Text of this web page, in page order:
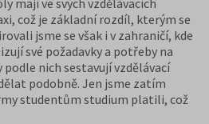
mají ve svých vzdělávacích
což je základní rozdíl, kterým se
jsme se však i v zahraničí, kde
své požadavky a potřeby na
nich sestavují vzdělávací
podobně. Jen jsme zatím
studentům studium platili, což